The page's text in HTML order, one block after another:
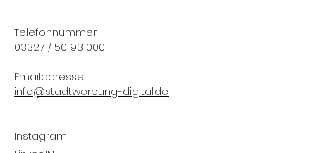
Instagram
Telefonnummer:
03327 / 50 93 000
Emailadresse:
info@stadtwerbung-digital.de